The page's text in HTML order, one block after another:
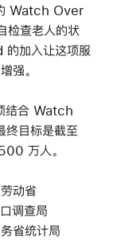
Watch Over
检查老人的状
的加入让这项服
强。
结合 Watch
终目标是截至
万人。
动省
调查局
省统计局